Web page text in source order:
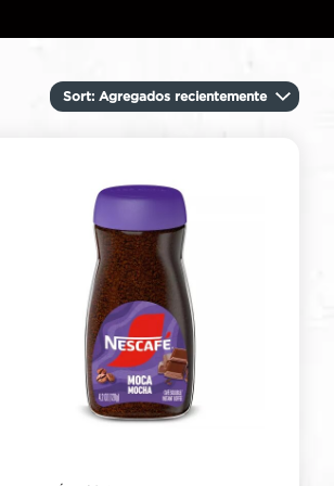
Sort: Agregados recientemente